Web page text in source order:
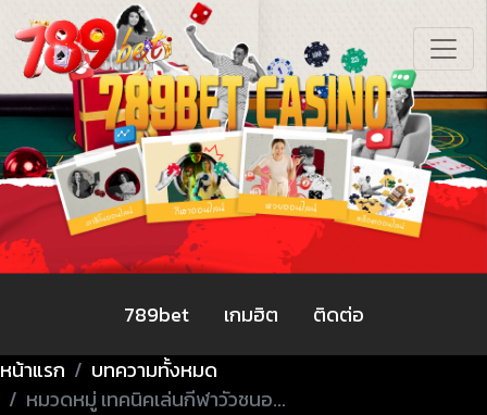
789bet เกมฮิต
ติดต่อ
หน้าแรก
บทความทั้งหมด
หมวดหมู่ เทคนิคเล่นกีฬาวัวชนอ...